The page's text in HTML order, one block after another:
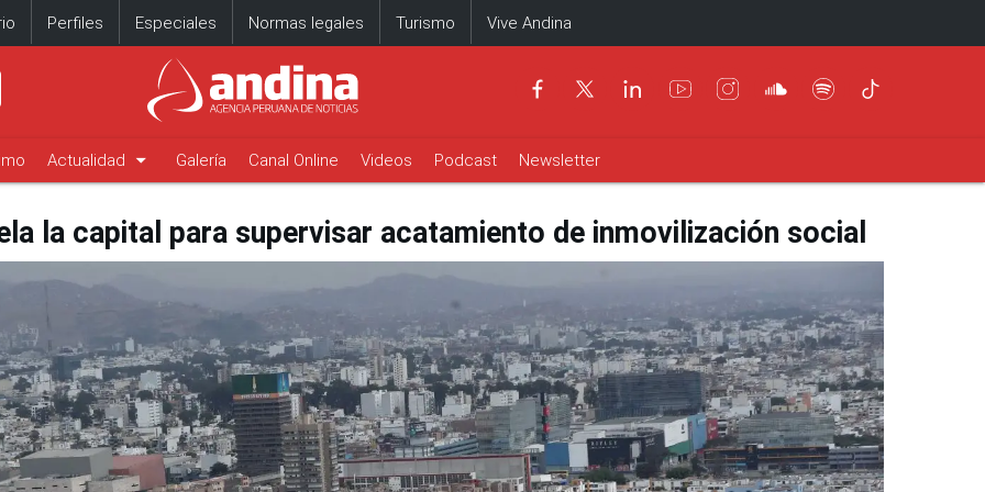
Perfiles Especiales Normas legales Turismo Vive Andina
Actualidad arrow_drop_down Galería Canal Online Videos Podcast Newsletter
la capital para supervisar acatamiento de inmovilización social